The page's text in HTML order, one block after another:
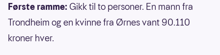
Første ramme: Gikk til to personer. En mann fra
Trondheim og en kvinne fra Ørnes vant 90.110
kroner hver.